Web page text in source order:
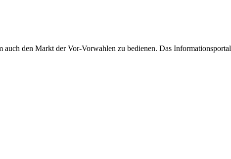
den Markt der Vor-Vorwahlen zu bedienen. Das